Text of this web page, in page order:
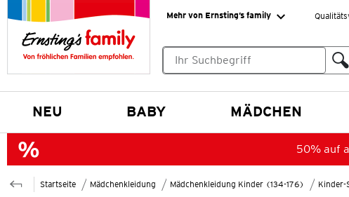
Mehr von Ernsting’s family
NEU BABY MÄDCHEN
50% auf
Startseite Mädchenkleidung Mädchenkleidung Kinder (134-176) Kinder-